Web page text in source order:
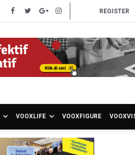
REGISTER
VOOXLIFE VOOXFIGURE